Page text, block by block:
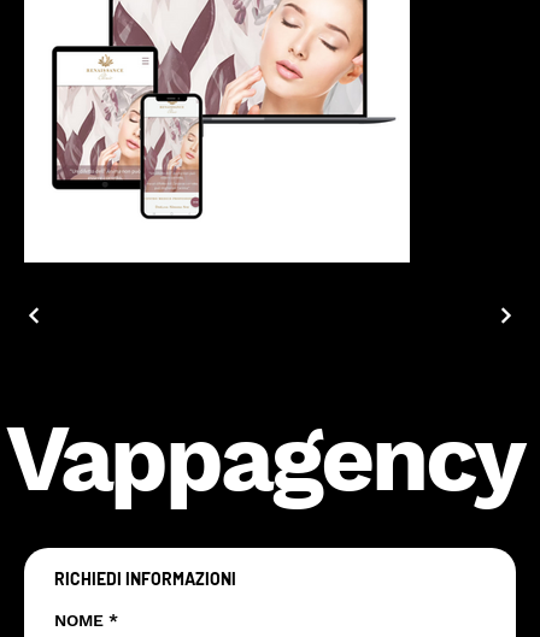
Vappagency
RICHIEDI INFORMAZIONI
NOME *